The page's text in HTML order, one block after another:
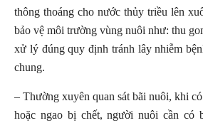
thông thoáng cho nước thủy triều lên
bảo vệ môi trường vùng nuôi như: thu
xử lý đúng quy định tránh lây nhiễm
chung.
– Thường xuyên quan sát bãi nuôi, khi
hoặc ngao bị chết, người nuôi cần có